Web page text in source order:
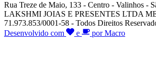
Rua Treze de Maio, 133 - Centro - Valinhos -
LAKSHMI JOIAS E PRESENTES LTDA
71.973.853/0001-58 - Todos Direitos
Desenvolvido com
e por Macro